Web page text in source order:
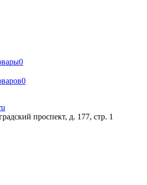
0
0
проспект, д. 177, стр. 1